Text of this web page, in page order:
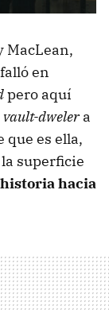
MacLean,
en
pero aquí
vault-dwelera
que es ella,
superficie
hacia